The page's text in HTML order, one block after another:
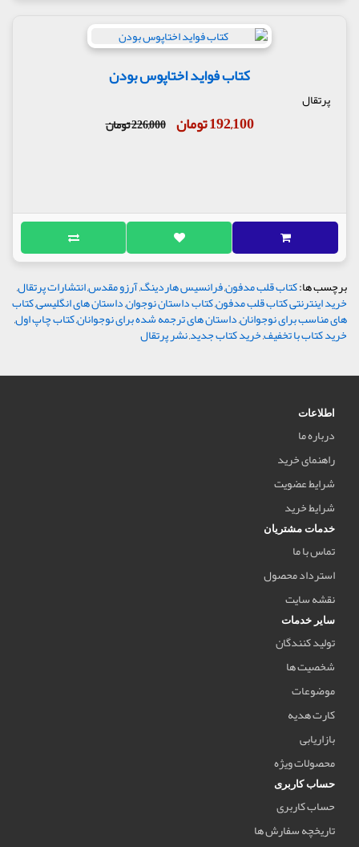
کتاب فواید اختاپوس بودن
پرتقال
192,100 تومان 226,000 تومان
برچسب ها:کتاب قلب مدفون,فرانسیس هاردینگ,آرزو مقدس,انتشارات پرتقال,
خرید اینترنتی کتاب قلب مدفون,کتاب داستان نوجوان,داستان های انگلیسی,کتاب
های مناسب برای نوجوانان,داستان های ترجمه شده برای نوجوانان,کتاب چاپ اول,
خرید کتاب با تخفیف,خرید کتاب جدید,نشر پرتقال
اطلاعات
درباره ما
راهنمای خرید
شرایط عضویت
شرایط خرید
خدمات مشتریان
تماس با ما
استرداد محصول
نقشه سایت
سایر خدمات
تولید کنندگان
شخصیت ها
موضوعات
کارت هدیه
بازاریابی
محصولات ویژه
حساب کاربری
حساب کاربری
تاریخچه سفارش ها